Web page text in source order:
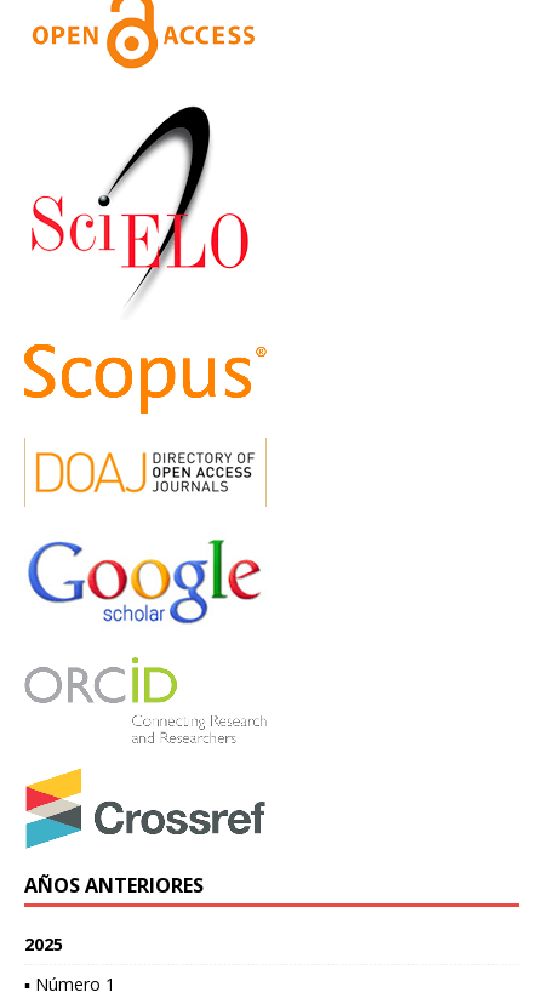
AÑOS ANTERIORES
2025
▪ Número 1